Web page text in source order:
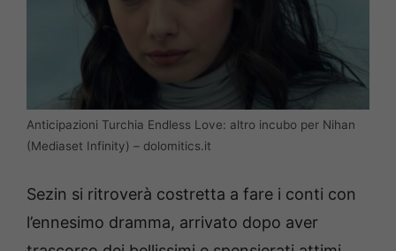
Anticipazioni Turchia Endless Love: altro incubo per Nihan
(Mediaset Infinity) – dolomitics.it
Sezin si ritroverà costretta a fare i conti con
l’ennesimo dramma, arrivato dopo aver